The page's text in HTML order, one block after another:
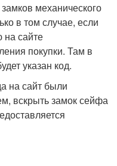
механического
в том случае, если
на сайте
покупки. Там в
указан код.
на сайт были
вскрыть замок сейфа